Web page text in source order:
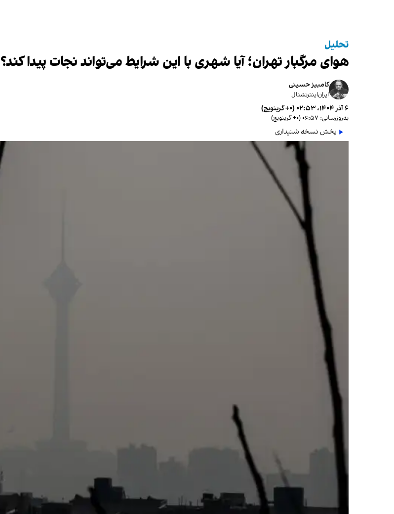
تحلیل
هوای مرگبار تهران؛ آیا شهری با این شرایط می‌تواند نجات پیدا کند؟
کامبیز حسینی
ایران‌اینترنشنال
۶ آذر ۱۴۰۴، ۰۲:۵۳ (‎+۰ گرینویچ)
به‌روزرسانی: ۰۶:۵۷ (‎+۰ گرینویچ)
پخش نسخه شنیداری